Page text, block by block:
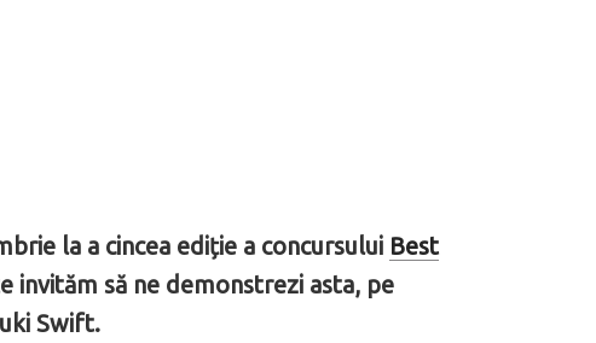
la a cincea ediție a concursului Best
invităm să ne demonstrezi asta, pe
Swift.